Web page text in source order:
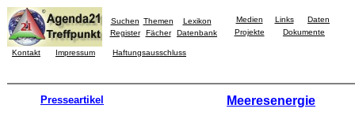
Suchen Themen
Lexikon
Register
Fächer Datenbank
Medien Links
Daten
Projekte
Dokumente
Kontakt Impressum Haftungsausschluss
Presseartikel Meeresenergie